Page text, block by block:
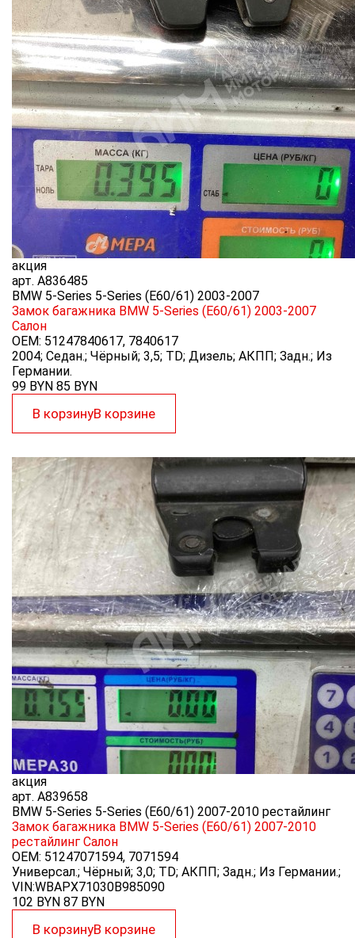
акция
арт. A836485
BMW 5-Series 5-Series (E60/61) 2003-2007
Замок багажника BMW 5-Series (E60/61) 2003-2007
Салон
OEM: 51247840617, 7840617
2004; Седан.; Чёрный; 3,5; TD; Дизель; АКПП; Задн.; Из
Германии.
99 BYN 85 BYN
В корзинуВ корзине
акция
арт. A839658
BMW 5-Series 5-Series (E60/61) 2007-2010 рестайлинг
Замок багажника BMW 5-Series (E60/61) 2007-2010
рестайлинг Салон
OEM: 51247071594, 7071594
Универсал.; Чёрный; 3,0; TD; АКПП; Задн.; Из Германии.;
VIN:WBAPX71030B985090
102 BYN 87 BYN
В корзинуВ корзине